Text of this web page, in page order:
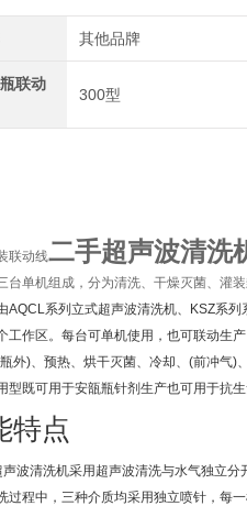
其他品牌
联动
300型
联动线二手超声波清
台单机组成，分为清洗、干燥灭菌、灌
AQCL系列立式超声波清洗机、KSZ系
工作区。每台可单机使用，也可联动生
外)、预热、烘干灭菌、冷却、(前冲气)
型既可用于安瓿瓶针剂生产也可用于抗生
特点
声波清洗机采用超声波清洗与水气独立
过程中，三种介质均采用独立喷针，每